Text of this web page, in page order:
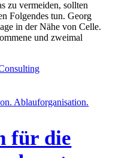
Ablauforganisation.
zu vermeiden, sollten
Folgendes tun. Georg
in der Nähe von Celle.
und zweimal
für die